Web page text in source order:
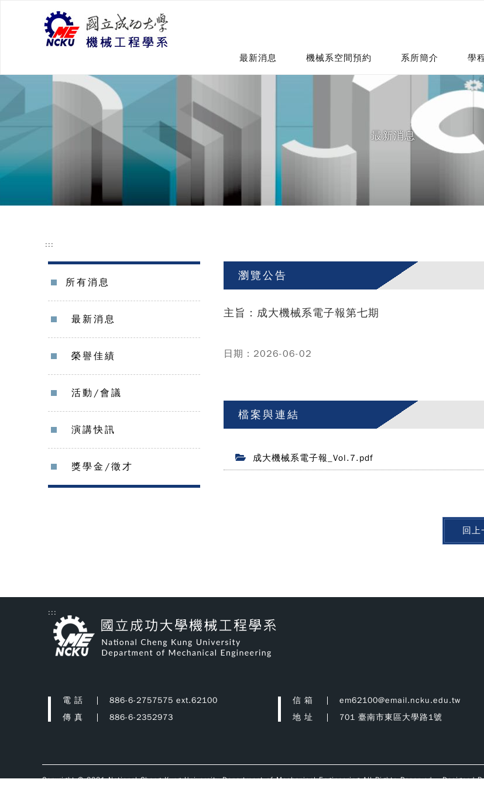
最新消息 機械系空間預約 系所簡介 學
最新消息
:::
所有消息
最新消息
榮譽佳績
活動/會議
演講快訊
獎學金/徵才
瀏覽公告
主旨：成大機械系電子報第七期
日期：2026-06-02
檔案與連結
成大機械系電子報_Vol.7.pdf
回上
:::
電 話
886-6-2757575 ext.62100
傳 真
886-6-2352973
信 箱
em62100@email.ncku.edu.tw
地 址
701 臺南市東區大學路1號
Copyright © 2021 National Cheng Kung University Department of Mechanical Engineering All Rights Reserved. Designed